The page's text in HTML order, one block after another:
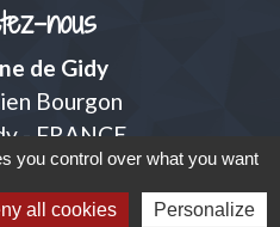
nous
de Gidy
Bourgon
- FRANCE
75 35 98
formulaire
you control over what you want
all cookies Personalize